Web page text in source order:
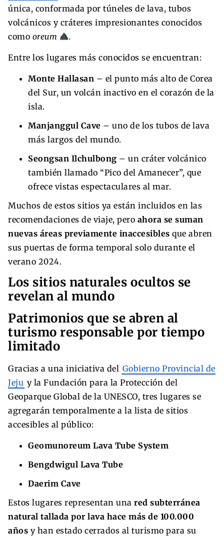
única, conformada por túneles de lava, tubos
volcánicos y cráteres impresionantes conocidos
como oreum .
Entre los lugares más conocidos se encuentran:
Monte Hallasan – el punto más alto de Corea
del Sur, un volcán inactivo en el corazón de la
isla.
Manjanggul Cave – uno de los tubos de lava
más largos del mundo.
Seongsan Ilchulbong – un cráter volcánico
también llamado “Pico del Amanecer”, que
ofrece vistas espectaculares al mar.
Muchos de estos sitios ya están incluidos en las
recomendaciones de viaje, pero ahora se suman
nuevas áreas previamente inaccesibles que abren
sus puertas de forma temporal solo durante el
verano 2024.
Los sitios naturales ocultos se
revelan al mundo
Patrimonios que se abren al
turismo responsable por tiempo
limitado
Gracias a una iniciativa del Gobierno Provincial de
Jeju y la Fundación para la Protección del
Geoparque Global de la UNESCO, tres lugares se
agregarán temporalmente a la lista de sitios
accesibles al público:
Geomunoreum Lava Tube System
Bengdwigul Lava Tube
Daerim Cave
Estos lugares representan una red subterránea
natural tallada por lava hace más de 100.000
años y han estado cerrados al turismo para su